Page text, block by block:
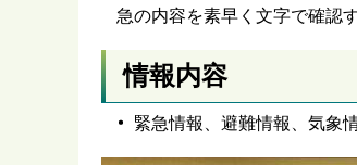
急の内容を素早く文字で確認
情報内容
緊急情報、避難情報、気象